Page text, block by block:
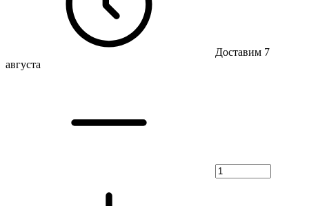
Доставим 7
августа